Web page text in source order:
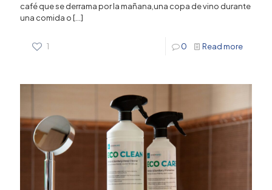
café que se derrama por la mañana,una copa de vino durante
una comida o […]
1 0 Read more